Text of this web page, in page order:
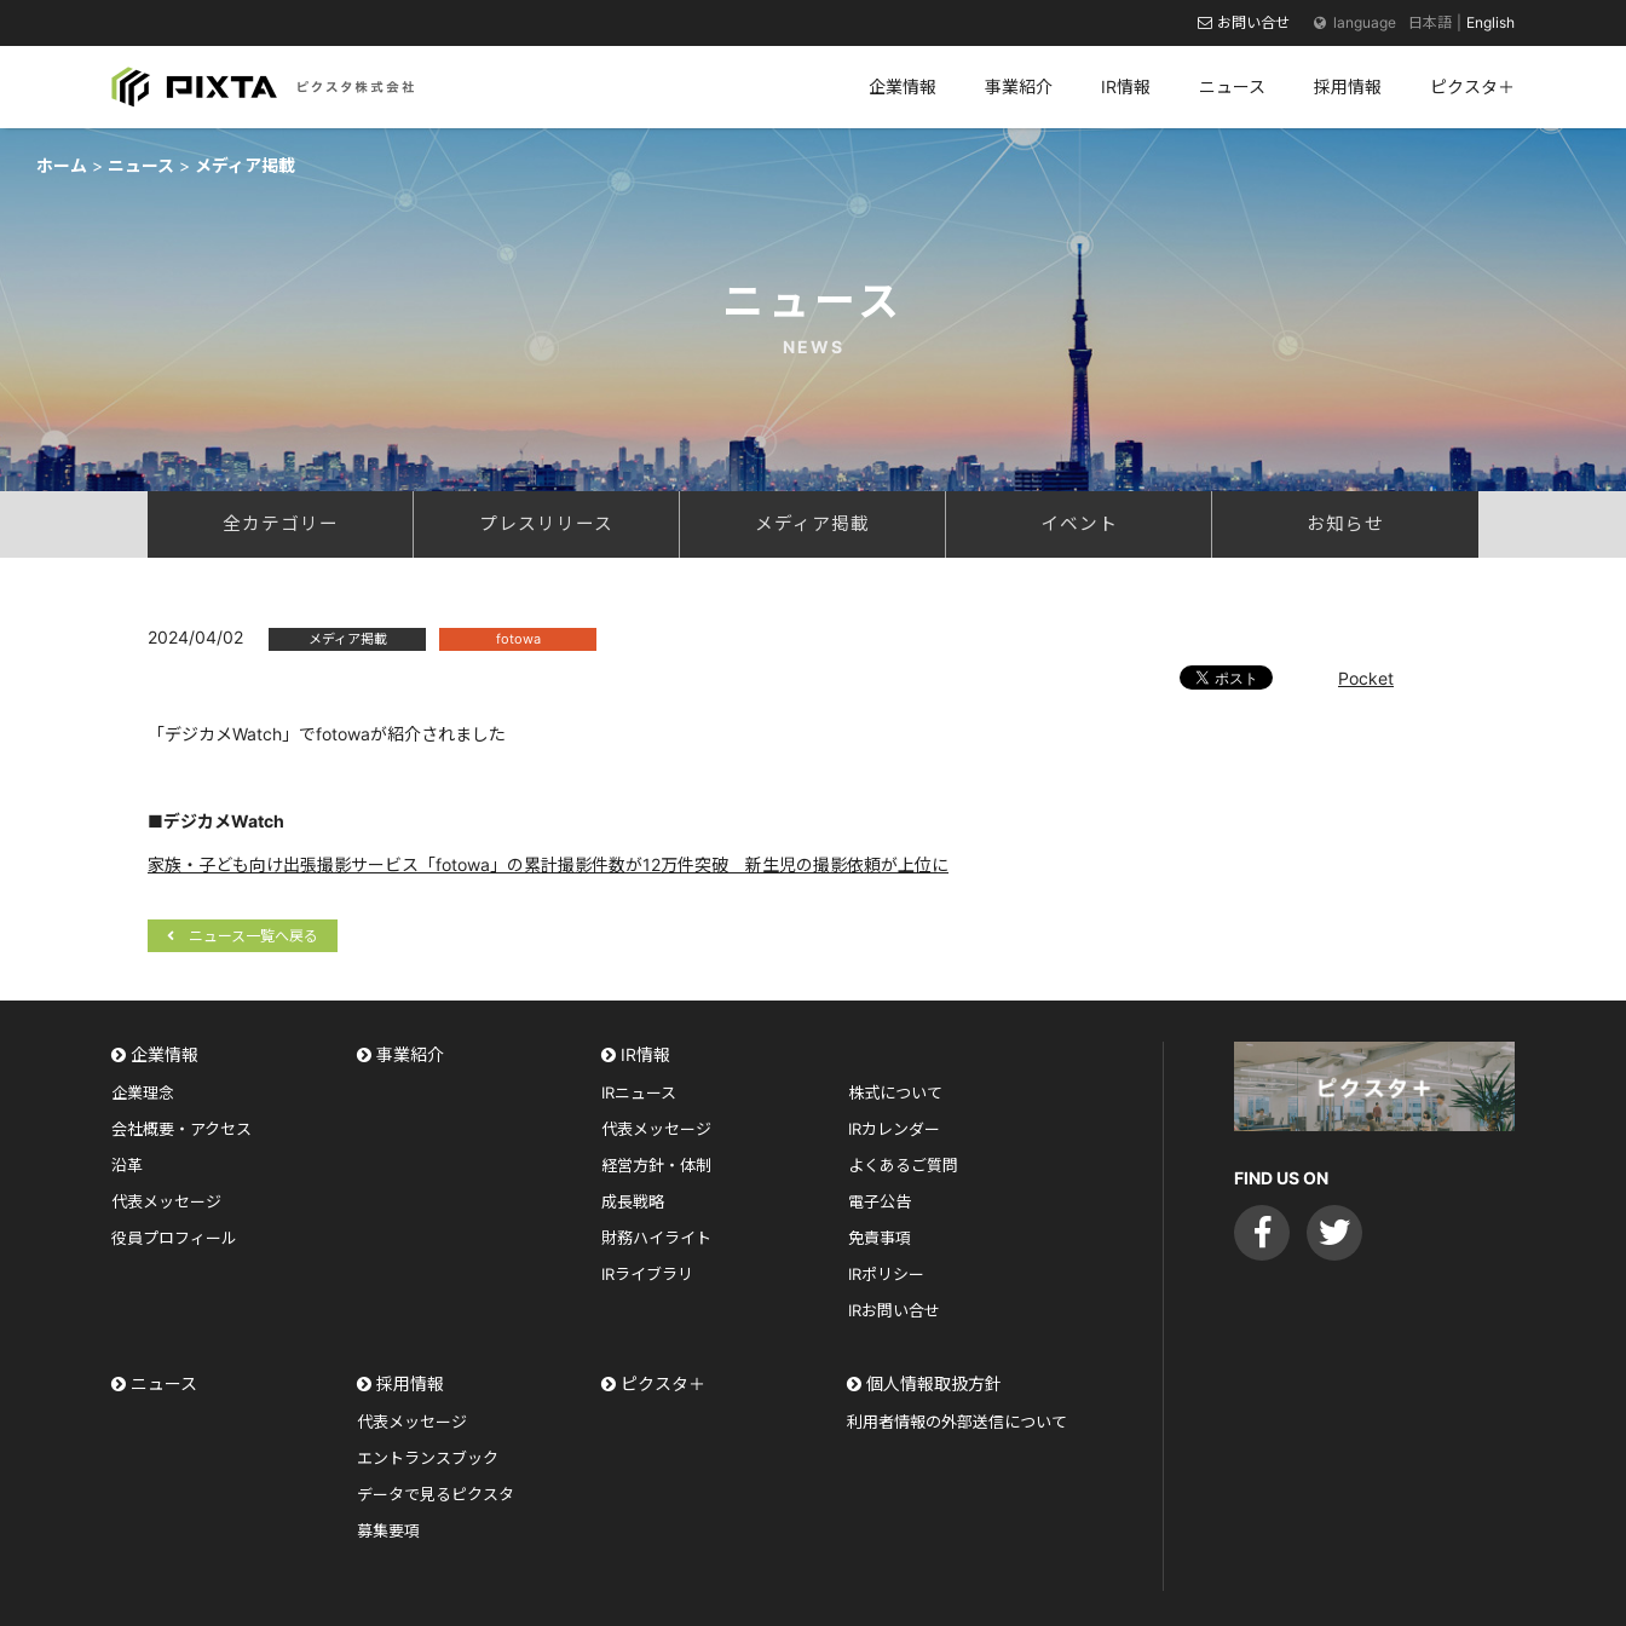
企業情報 事業紹介 IR情報 ニュース 採用情報 ピクスタ＋
お問い合せ 日本語 English
ホーム ニュース メディア掲載
ニュース
NEWS
全カテゴリー プレスリリース メディア掲載 イベント お知らせ
2024/04/02 メディア掲載 fotowa
Pocket
「デジカメWatch」でfotowaが紹介されました
■デジカメWatch
家族・子ども向け出張撮影サービス「fotowa」の累計撮影件数が12万件突破 新生児の撮影依頼が上位に
ニュース一覧へ戻る
企業情報
企業理念
会社概要・アクセス
沿革
代表メッセージ
役員プロフィール
事業紹介 IR情報
IRニュース
代表メッセージ
経営方針・体制
成長戦略
財務ハイライト
IRライブラリ
株式について
IRカレンダー
よくあるご質問
電子公告
免責事項
IRポリシー
IRお問い合せ
ニュース 採用情報
代表メッセージ
エントランスブック
データで見るピクスタ
募集要項
ピクスタ＋ 個人情報取扱方針
利用者情報の外部送信について
FIND US ON